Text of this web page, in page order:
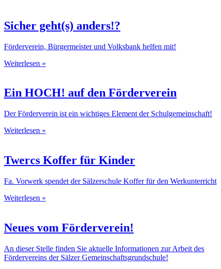
Sicher geht(s) anders!?
Förderverein, Bürgermeister und Volksbank helfen mit!
Weiterlesen »
Ein HOCH! auf den Förderverein
Der Förderverein ist ein wichtiges Element der Schulgemeinschaft!
Weiterlesen »
Twercs Koffer für Kinder
Fa. Vorwerk spendet der Sälzerschule Koffer für den Werkunterricht
Weiterlesen »
Neues vom Förderverein!
An dieser Stelle finden Sie aktuelle Informationen zur Arbeit des
Fördervereins der Sälzer Gemeinschaftsgrundschule!